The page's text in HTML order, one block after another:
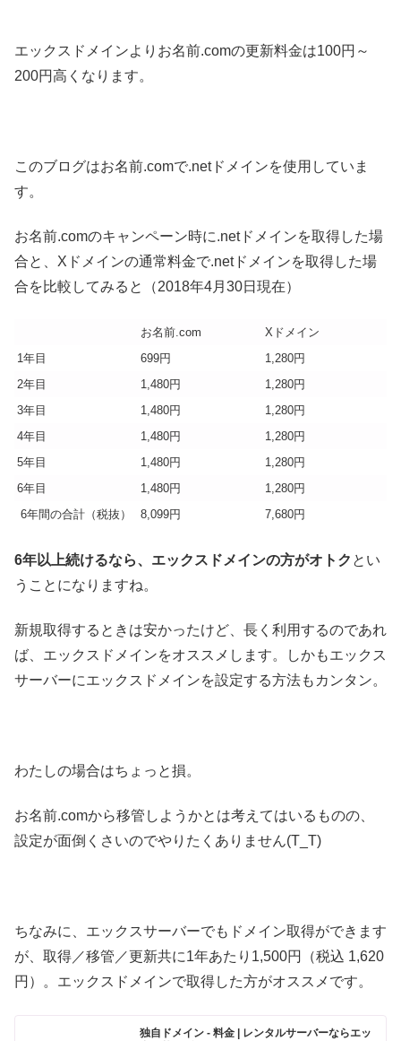
エックスドメインよりお名前.comの更新料金は100円～
200円高くなります。
このブログはお名前.comで.netドメインを使用していま
す。
お名前.comのキャンペーン時に.netドメインを取得した場
合と、Xドメインの通常料金で.netドメインを取得した場
合を比較してみると（2018年4月30日現在）
お名前.com
Xドメイン
1年目
699円
1,280円
2年目
1,480円
1,280円
3年目
1,480円
1,280円
4年目
1,480円
1,280円
5年目
1,480円
1,280円
6年目
1,480円
1,280円
6年間の合計（税抜）
8,099円 7,680円
6年以上続けるなら、エックスドメインの方がオトク とい
うことになりますね。
新規取得するときは安かったけど、長く利用するのであれ
ば、エックスドメインをオススメします。しかもエックス
サーバーにエックスドメインを設定する方法もカンタン。
わたしの場合はちょっと損。
お名前.comから移管しようかとは考えてはいるものの、
設定が面倒くさいのでやりたくありません(T_T)
ちなみに、エックスサーバーでもドメイン取得ができます
が、取得／移管／更新共に1年あたり1,500円（税込 1,620
円）。エックスドメインで取得した方がオススメです。
独自ドメイン - 料金 | レンタルサーバーならエッ